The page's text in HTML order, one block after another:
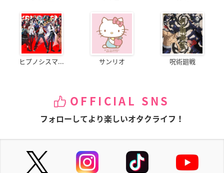
ヒプノシスマ... サンリオ 呪術廻戦
OFFICIAL SNS
フォローしてより楽しいオタクライフ！